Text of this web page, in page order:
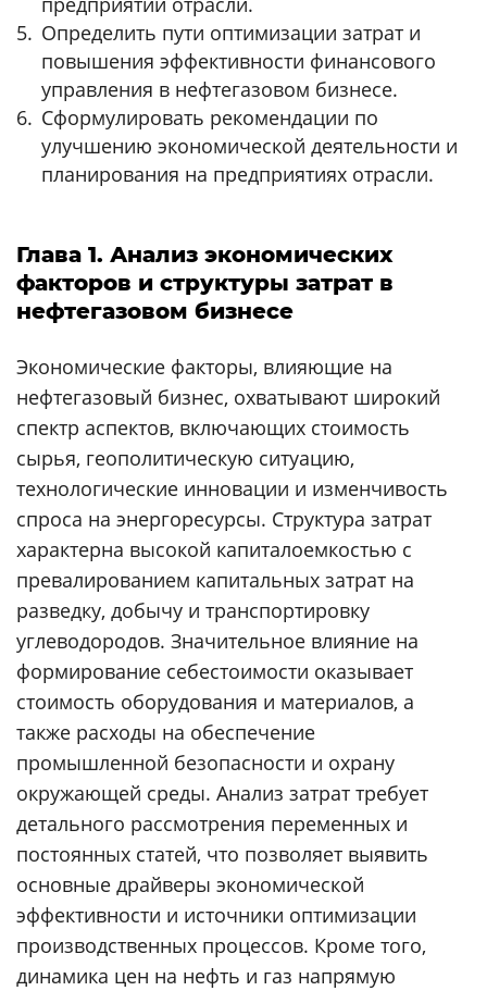
Определить пути оптимизации затрат и
повышения эффективности финансового
управления в нефтегазовом бизнесе.
Сформулировать рекомендации по
улучшению экономической деятельности и
планирования на предприятиях отрасли.
Глава 1. Анализ экономических
факторов и структуры затрат в
нефтегазовом бизнесе
Экономические факторы, влияющие на
нефтегазовый бизнес, охватывают широкий
спектр аспектов, включающих стоимость
сырья, геополитическую ситуацию,
технологические инновации и изменчивость
спроса на энергоресурсы. Структура затрат
характерна высокой капиталоемкостью с
превалированием капитальных затрат на
разведку, добычу и транспортировку
углеводородов. Значительное влияние на
формирование себестоимости оказывает
стоимость оборудования и материалов, а
также расходы на обеспечение
промышленной безопасности и охрану
окружающей среды. Анализ затрат требует
детального рассмотрения переменных и
постоянных статей, что позволяет выявить
основные драйверы экономической
эффективности и источники оптимизации
производственных процессов. Кроме того,
динамика цен на нефть и газ напрямую